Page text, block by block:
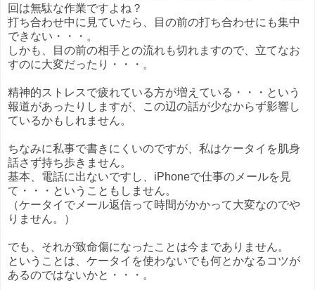
回は無駄な作業ですよね？
打ち合わせ中に見ていたら、目の前の打ち合わせにも集中
できない・・・。
しかも、目の前の相手との流れも切れますので、立てなお
すのに大変だったり・・・。
精神的ストレスで疲れている方が増えている・・・という
報道があったりしますが、この辺の話が少なからず影響し
ているかもしれません。
ちなみに私事で書きにくいのですが、私はケータイを肌身
話さず持ち歩きません。
基本、電話に出ないですし、iPhoneで仕事のメールを見
て・・・ということもしません。
（ケータイでメール返信って時間がかかって大変なのでや
りません。）
でも、それが致命傷になったことは今までありません。
ということは、ケータイを使わないでも何とかなるコツが
あるのではないかと・・・。